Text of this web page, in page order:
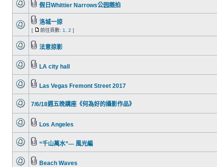
假日Whittier Narrows公园随拍
洛城一掠
[ 前往頁數: 1 2 ]
法意掠影
LA city hall
Las Vegas Fremont Street 2017
7/6/18週五晚講座《何為好的攝影作品》
Los Angeles
“千山萬水”--- 風光編
Beach Waves